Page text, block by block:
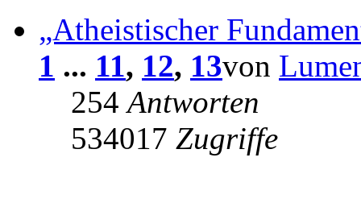
„Atheistischer
1 ... 11, 12, 13von
254Antworten
534017 Zugriffe